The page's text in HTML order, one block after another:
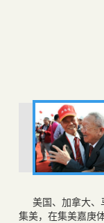
美国、加拿大
集美，在集美嘉庚